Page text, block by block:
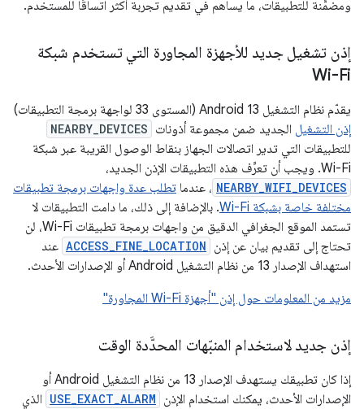
ومضمَّنة للتطبيقات، ما يساهم في تقديم تجربة أكثر اتساقًا للمستخدم.
إذن تشغيل جديد للأجهزة المجاورة التي تستخدم شبكة
Wi-Fi
يقدّم نظام التشغيل Android 13 (المستوى 33 لواجهة برمجة التطبيقات)
إذن التشغيل الجديد ضمن مجموعة أذونات NEARBY_DEVICES
للتطبيقات التي تدير اتصالات الجهاز بنقاط الوصول القريبة عبر شبكة
Wi-Fi. ويجب أن تعرِّف هذه التطبيقات الإذن الجديد،
NEARBY_WIFI_DEVICES ، عندما تطلب عدة واجهات برمجة تطبيقات
مختلفة خاصة بشبكة Wi-Fi
. بالإضافة إلى ذلك، ما دامت التطبيقات لا
تستمد الموقع الجغرافي الدقيق من واجهات برمجة تطبيقات Wi-Fi، لن
تحتاج إلى تقديم بيان عن إذن ACCESS_FINE_LOCATION عند
استهداف الإصدار 13 من نظام التشغيل Android أو الإصدارات الأحدث.
مزيد من المعلومات حول إذن "أجهزة Wi-Fi المجاورة"
إذن جديد لاستخدام المنبّهات المحدَّدة الوقت
إذا كان تطبيقك يستهدف الإصدار 13 من نظام التشغيل Android أو
الإصدارات الأحدث، يمكنك استخدام الإذن USE_EXACT_ALARM الذي